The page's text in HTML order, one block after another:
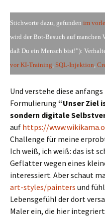
Stichworte dazu, gefunden im
wird der Bot-Besuch auf manchen
daß Du ein Mensch bist!”):
vor KI-Training, SQL-Injektion,
Und verstehe diese
Formulierung “Unser Ziel
sondern digitale
auf https://
Challenge für meine
Ich weiß, ich weiß: das ist
Geflatter wegen eines
interessiert. Aber schaut
art-styles/painters und
Lebensgefühl der dort
Maler ein, die hier